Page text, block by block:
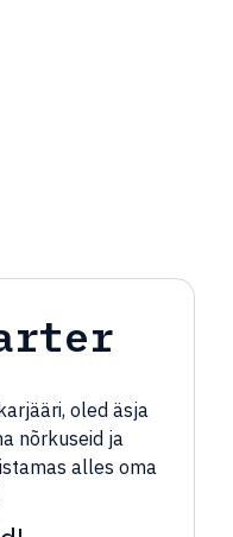
oled äsja
nõrkuseid ja
alles oma